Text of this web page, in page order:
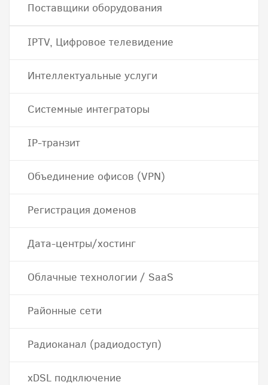
Поставщики оборудования
IPTV, Цифровое телевидение
Интеллектуальные услуги
Системные интеграторы
IP-транзит
Объединение офисов (VPN)
Регистрация доменов
Дата-центры/хостинг
Облачные технологии / SaaS
Районные сети
Радиоканал (радиодоступ)
хDSL подключение